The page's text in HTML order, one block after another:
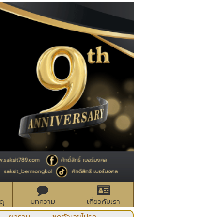
บทความ
เกี่ยวกับเรา